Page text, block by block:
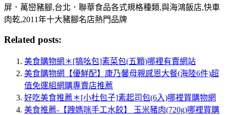
屏．萬巒豬腳,台北．聯華食品各式規格種類,與海鴻飯店,快車
肉乾,2011年十大豬腳名店熱門品牌
Related posts:
美食購物網＊[犒吆包]素菜包(五顆)哪裡有賣網站
美食購物網【優鮮配】康乃馨母親感恩大餐(海陸6件)超
值免運組網購專賣店推薦
好吃美食推薦＊[小杜包子]素起司包(6入)哪裡買購物網
美食推薦-【跩媽咪手工水餃】 玉米豬肉(720g)哪裡買購